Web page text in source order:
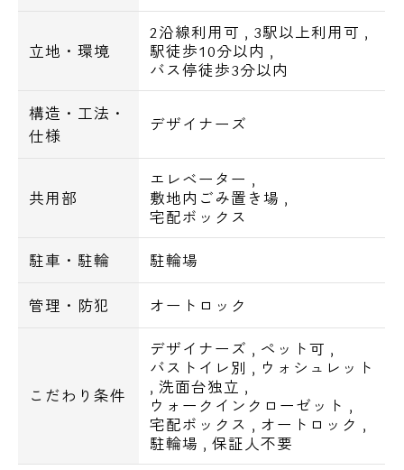
立地・環境
2沿線利用可 , 3駅以上利用可 ,
駅徒歩10分以内 ,
バス停徒歩3分以内
構造・工法・
仕様
デザイナーズ
共用部
エレベーター ,
敷地内ごみ置き場 ,
宅配ボックス
駐車・駐輪 駐輪場
管理・防犯 オートロック
こだわり条件
デザイナーズ , ペット可 ,
バストイレ別 , ウォシュレット
,洗面台独立 ,
ウォークインクローゼット ,
宅配ボックス , オートロック ,
駐輪場 ,保証人不要